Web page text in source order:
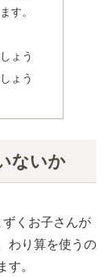
す。
ょう
ょう
ないか
くお子さんが
わり算を使うの
す。